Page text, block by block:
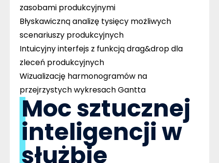
zasobami produkcyjnymi
Błyskawiczną analizę tysięcy możliwych
scenariuszy produkcyjnych
Intuicyjny interfejs z funkcją drag&drop dla
zleceń produkcyjnych
Wizualizację harmonogramów na
przejrzystych wykresach Gantta
Moc sztucznej
inteligencji w
służbie